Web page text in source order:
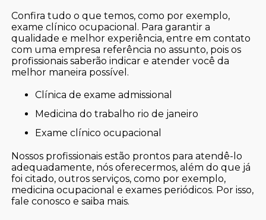
Confira tudo o que temos, como por exemplo,
exame clínico ocupacional. Para garantir a
qualidade e melhor experiência, entre em contato
com uma empresa referência no assunto, pois os
profissionais saberão indicar e atender você da
melhor maneira possível.
clínica de exame admissional
medicina do trabalho rio de janeiro
exame clínico ocupacional
Nossos profissionais estão prontos para atendê-lo
adequadamente, nós oferecermos, além do que já
foi citado, outros serviços, como por exemplo,
medicina ocupacional e exames periódicos. Por isso,
fale conosco e saiba mais.